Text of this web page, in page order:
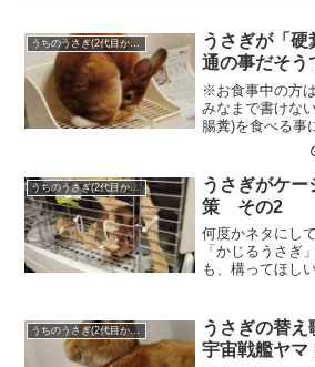
うちのうさぎ(2代目かがり)
うさぎが「硬
通の事だそう
※お食事中の方
みなまで書けな
腸糞)を食べる事
ことなら、うさ
うさぎがケー
策 その2
何度かネタにし
「かじるうさぎ
も、構ってほし
とか、不満があ
うちのうさぎ(2代目かがり)
うさぎの替え
宇宙戦艦ヤマ